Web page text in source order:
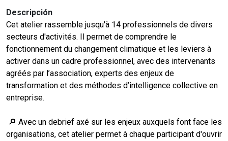
Descripción
Cet atelier rassemble jusqu'à 14 professionnels de divers
secteurs d'activités. Il permet de comprendre le
fonctionnement du changement climatique et les leviers à
activer dans un cadre professionnel, avec des intervenants
agréés par l’association, experts des enjeux de
transformation et des méthodes d’intelligence collective en
entreprise.
🔎 Avec un debrief axé sur les enjeux auxquels font face les
organisations, cet atelier permet à chaque participant d'ouvrir